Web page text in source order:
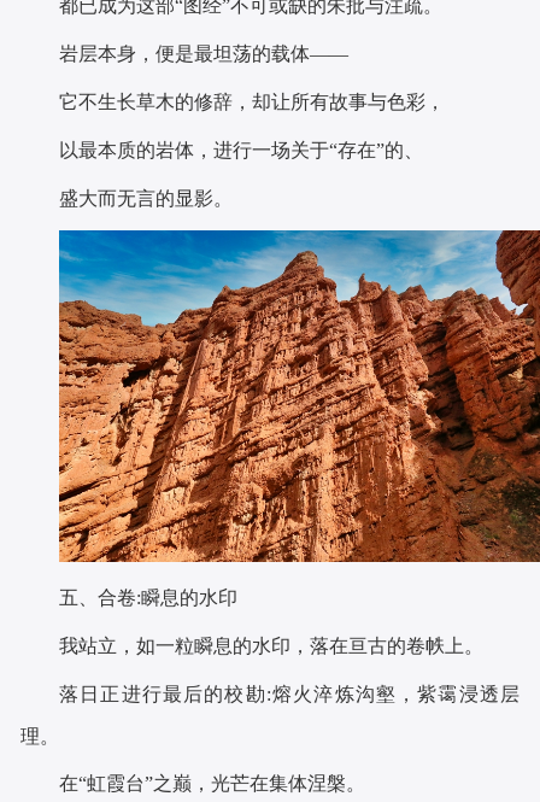
都已成为这部“图经”不可或缺的朱批与注疏。
岩层本身，便是最坦荡的载体——
它不生长草木的修辞，却让所有故事与色彩，
以最本质的岩体，进行一场关于“存在”的、
盛大而无言的显影。
五、合卷:瞬息的水印
我站立，如一粒瞬息的水印，落在亘古的卷帙上。
落日正进行最后的校勘:熔火淬炼沟壑，紫霭浸透层
理。
在“虹霞台”之巅，光芒在集体涅槃。